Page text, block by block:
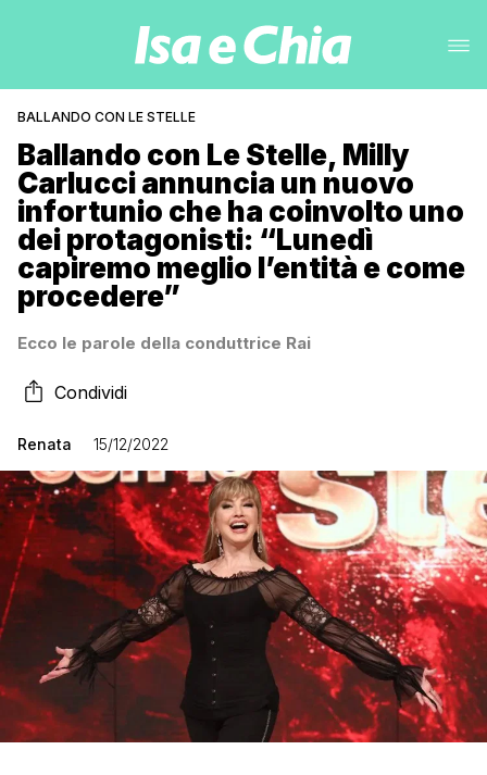
BALLANDO CON LE STELLE
Ballando con Le Stelle, Milly
Carlucci annuncia un nuovo
infortunio che ha coinvolto uno
dei protagonisti: “Lunedì
capiremo meglio l’entità e come
procedere”
Ecco le parole della conduttrice Rai
Condividi
Renata 15/12/2022